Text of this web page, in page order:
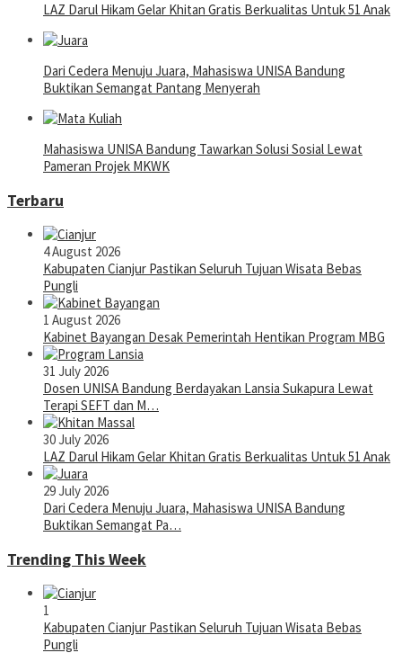
LAZ Darul Hikam Gelar Khitan Gratis Berkualitas Untuk 51 Anak
Dari Cedera Menuju Juara, Mahasiswa UNISA Bandung
Buktikan Semangat Pantang Menyerah
Mahasiswa UNISA Bandung Tawarkan Solusi Sosial Lewat
Pameran Projek MKWK
Terbaru
4 August 2026
Kabupaten Cianjur Pastikan Seluruh Tujuan Wisata Bebas
Pungli
1 August 2026
Kabinet Bayangan Desak Pemerintah Hentikan Program MBG
31 July 2026
Dosen UNISA Bandung Berdayakan Lansia Sukapura Lewat
Terapi SEFT dan M…
30 July 2026
LAZ Darul Hikam Gelar Khitan Gratis Berkualitas Untuk 51 Anak
29 July 2026
Dari Cedera Menuju Juara, Mahasiswa UNISA Bandung
Buktikan Semangat Pa…
Trending This Week
1
Kabupaten Cianjur Pastikan Seluruh Tujuan Wisata Bebas
Pungli